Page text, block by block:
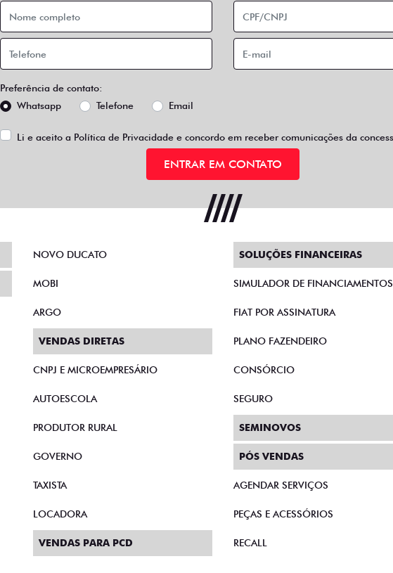
Preferência de contato:
Whatsapp
Telefone Email
Li e aceito a Política de Privacidadee concordo em receber comunicações da
ENTRAR EM CONTATO
NOVO DUCATO
MOBI
ARGO
VENDAS DIRETAS
CNPJ E MICROEMPRESÁRIO
AUTOESCOLA
PRODUTOR RURAL
GOVERNO
TAXISTA
LOCADORA
VENDAS PARA PCD
SOLUÇÕES FINANCEIRAS
SIMULADOR DE FINANCIAMENTOS
FIAT POR ASSINATURA
PLANO FAZENDEIRO
CONSÓRCIO
SEGURO
SEMINOVOS
PÓS VENDAS
AGENDAR SERVIÇOS
PEÇAS E ACESSÓRIOS
RECALL